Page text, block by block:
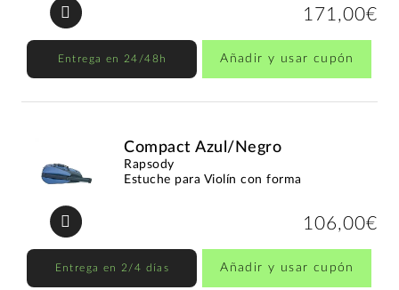
171,00€
Entrega en 24/48h Añadir y usar cupón
Compact Azul/Negro
Rapsody
Estuche para Violín con forma
106,00€
Entrega en 2/4 días Añadir y usar cupón